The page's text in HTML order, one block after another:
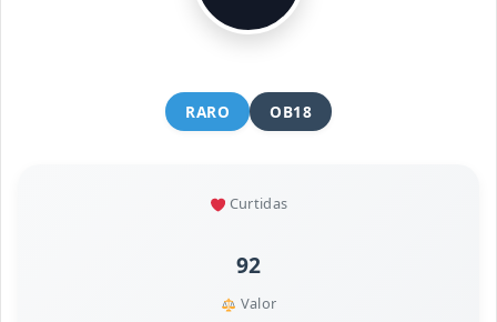
RARO OB18
Curtidas
92
Valor